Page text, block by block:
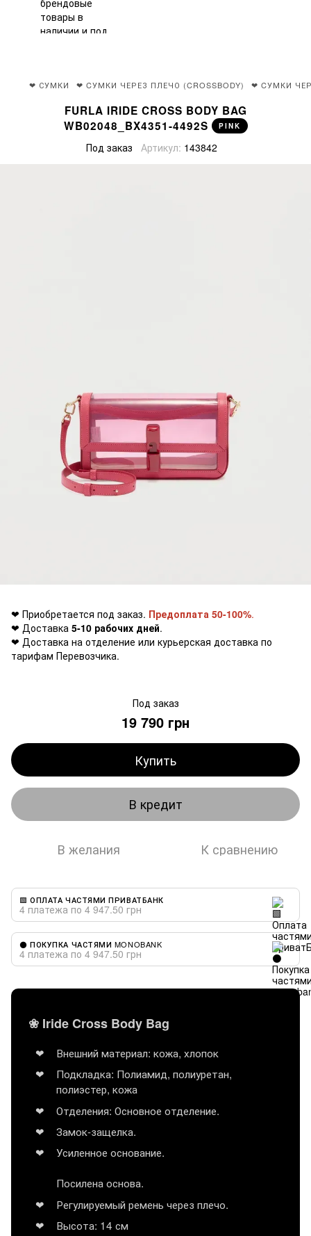
❤ СУМКИ ❤ CУМКИ ЧЕРЕЗ ПЛЕЧО (CROSSBODY) ❤ CУМКИ
FURLA IRIDE CROSS BODY BAG
WB02048_BX4351-4492S
PINK
Под заказ Артикул: 143842
❤ Приобретается под заказ. Предоплата 50-100%.
❤ Доставка 5-10 рабочих дней.
❤ Доставка на отделение или курьерская доставка по
тарифам Перевозчика.
Под заказ
19 790 грн
Купить
В кредит
В желания К сравнению
🟩 ОПЛАТА ЧАСТЯМИ ПРИВАТБАНК
4 платежа по 4 947.50 грн
⚫ ПОКУПКА ЧАСТЯМИ MONOBANK
4 платежа по 4 947.50 грн
❀ Iride Cross Body Bag
Внешний материал: кожа, хлопок
Подкладка: Полиамид, полиуретан,
полиэстер, кожа
Отделения: Основное отделение.
Замок-защелка.
Усиленное основание.
Посилена основа.
Регулируемый ремень через плечо.
Высота: 14 см